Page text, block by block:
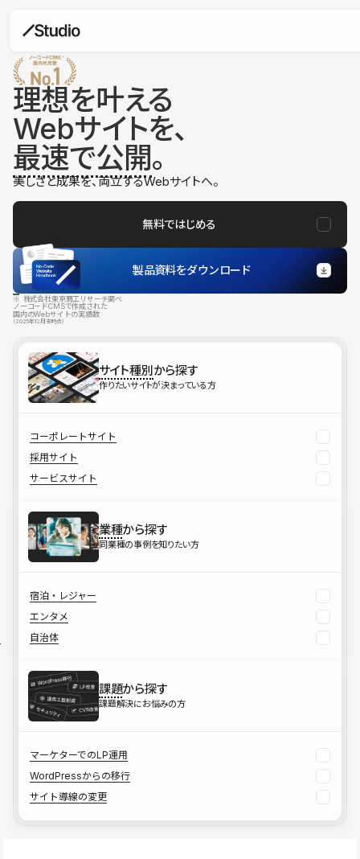
理想を叶える
Webサイトを、
最速で公開。
美しさと成果を、両立するWebサイトへ。
無料ではじめる
製品資料をダウンロード
※ 株式会社東京商工リサーチ調べ
ノーコードCMSで作成された
国内のWebサイトの実績数
（2025年12月末時点）
サイト種別から探す
作りたいサイトが決まっている方
コーポレートサイト
採用サイト
サービスサイト
業種から探す
同業種の事例を知りたい方
宿泊・レジャー
エンタメ
自治体
課題から探す
課題解決にお悩みの方
マーケターでのLP運用
WordPressからの移行
サイト導線の変更